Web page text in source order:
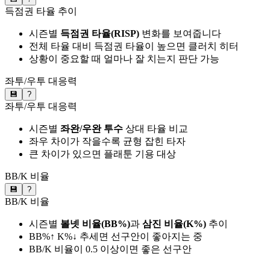
득점권 타율 추이
시즌별 득점권 타율(RISP) 변화를 보여줍니다
전체 타율 대비 득점권 타율이 높으면 클러치 히터
상황이 중요할 때 얼마나 잘 치는지 판단 가능
좌투/우투 대응력
💾 ?
좌투/우투 대응력
시즌별 좌완/우완 투수 상대 타율 비교
좌우 차이가 작을수록 균형 잡힌 타자
큰 차이가 있으면 플래툰 기용 대상
BB/K 비율
💾 ?
BB/K 비율
시즌별 볼넷 비율(BB%)과 삼진 비율(K%) 추이
BB%↑ K%↓ 추세면 선구안이 좋아지는 중
BB/K 비율이 0.5 이상이면 좋은 선구안